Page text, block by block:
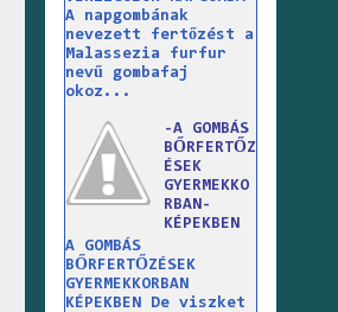
A napgombának
nevezett fertőzést a
Malassezia furfur
nevű gombafaj
okoz...
-A GOMBÁS
BŐRFERTŐZ
ÉSEK
GYERMEKKO
RBAN-
KÉPEKBEN
A GOMBÁS
BŐRFERTŐZÉSEK
GYERMEKKORBAN
KÉPEKBEN De viszket